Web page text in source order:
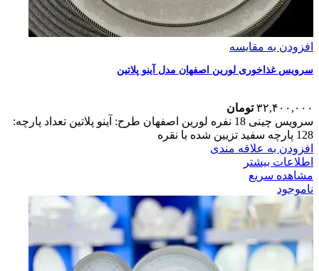
افزودن به مقایسه
سرویس غذاخوری لورین اصفهان مدل آینو پلاتین
۳۲,۴۰۰,۰۰۰ تومان
سرویس چینی 18 نفره لورین اصفهان طرح: آینو پلاتین تعداد پارچه:
128 پارچه سفید تزیین شده با نقره
افزودن به علاقه مندی
اطلاعات بیشتر
مشاهده سریع
ناموجود